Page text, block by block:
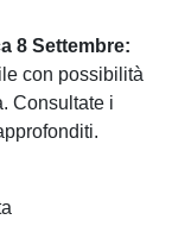
8 Settembre:
con possibilità
Consultate i